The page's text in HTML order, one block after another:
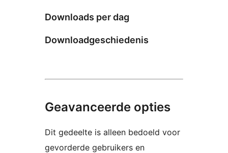
Downloads per dag
Downloadgeschiedenis
Geavanceerde opties
Dit gedeelte is alleen bedoeld voor
gevorderde gebruikers en